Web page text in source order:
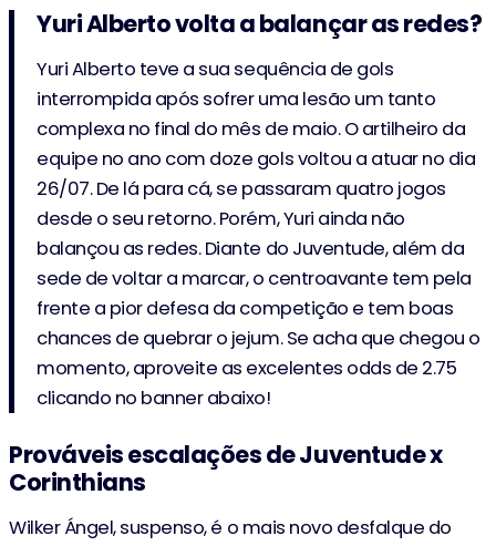
85'
Á. Romero
VAR
F. Angileri
Card upgrade - Cancelled
84'
F. Angileri
82' Matheus Babi
Goal not awarded - Cancelled
81' Matheus Babi (2-0)
Gabriel Taliari
Gabriel Veron
Yuri Alberto volta a balançar as redes?
Yuri Alberto teve a sua sequência de gols
interrompida após sofrer uma lesão um tanto
complexa no final do mês de maio. O artilheiro da
equipe no ano com doze gols voltou a atuar no dia
26/07. De lá para cá, se passaram quatro jogos
desde o seu retorno. Porém, Yuri ainda não
balançou as redes. Diante do Juventude, além da
sede de voltar a marcar, o centroavante tem pela
frente a pior defesa da competição e tem boas
chances de quebrar o jejum. Se acha que chegou o
momento, aproveite as excelentes odds de 2.75
clicando no banner abaixo!
Prováveis escalações de Juventude x
Corinthians
Wilker Ángel, suspenso, é o mais novo desfalque do